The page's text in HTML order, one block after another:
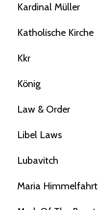
Kardinal Müller
Katholische Kirche
Kkr
König
Law & Order
Libel Laws
Lubavitch
Maria Himmelfahrt